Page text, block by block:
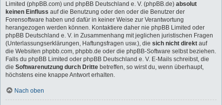
Limited (phpBB.com) und phpBB Deutschland e. V. (phpBB.de) absolut
keinen Einfluss auf die Benutzung oder den oder die Benutzer der
Forensoftware haben und dafür in keiner Weise zur Verantwortung
herangezogen werden können. Kontaktiere daher nie phpBB Limited oder
phpBB Deutschland e. V. in Zusammenhang mit jeglichen juristischen Fragen
(Unterlassungserklärungen, Haftungsfragen usw.), die sich nicht direkt auf
die Websiten phpbb.com, phpbb.de oder die phpBB-Software selbst beziehen.
Falls du phpBB Limited oder phpBB Deutschland e. V. E-Mails schreibst, die
die Softwarenutzung durch Dritte betreffen, so wirst du, wenn überhaupt,
höchstens eine knappe Antwort erhalten.
Nach oben